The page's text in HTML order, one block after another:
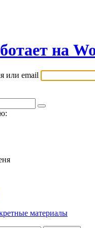
на
или email
материалы